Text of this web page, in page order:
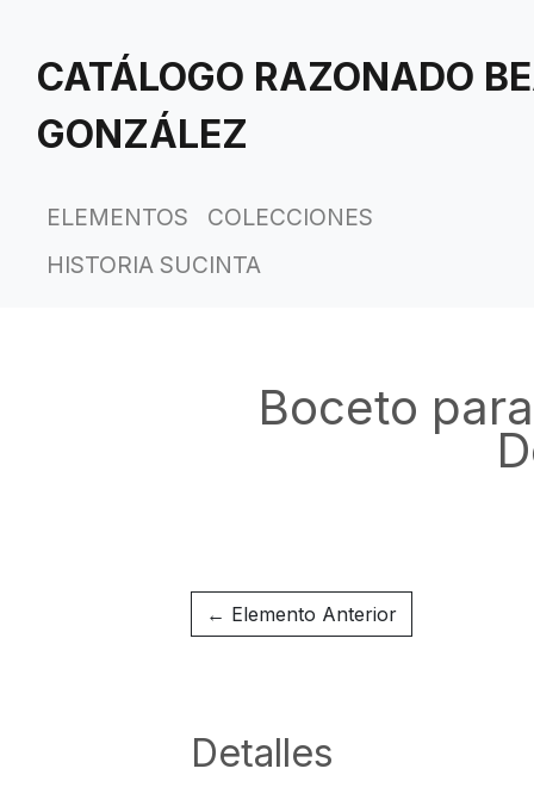
contenido
CATÁLOGO RAZONADO
GONZÁLEZ
ELEMENTOS
COLECCIONES
HISTORIA SUCINTA
Boceto
← Elemento Anterior
Detalles